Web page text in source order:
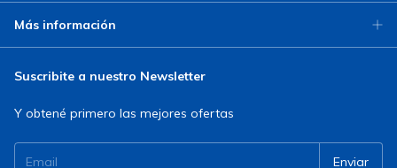
Más información
Suscribite a nuestro Newsletter
Y obtené primero las mejores ofertas